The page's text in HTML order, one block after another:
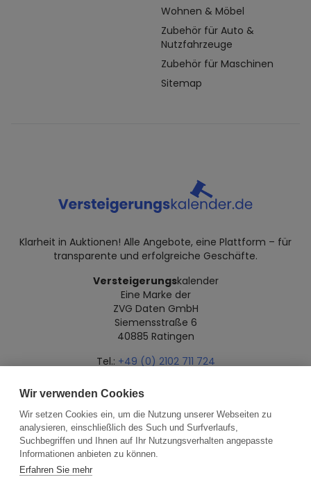
Wohnen & Möbel
Zubehör für Auto &
Nutzfahrzeuge
Zubehör für Maschinen
Sitemap
Klarheit in Auktionen! Alle Angebote, eine Plattform – für
transparente und erfolgreiche Geschäfte.
Versteigerungskalender
Eine Marke der
ZVG Daten GmbH
Siemensstraße 6
40885 Ratingen
Tel.: +49 (0) 2102 711 724
Datenschutz Impressum Über uns
Wir verwenden Cookies
Wir setzen Cookies ein, um die Nutzung unserer Webseiten zu
analysieren, einschließlich des Such und Surfverlaufs,
Suchbegriffen und Ihnen auf Ihr Nutzungsverhalten angepasste
Informationen anbieten zu können.
Erfahren Sie mehr